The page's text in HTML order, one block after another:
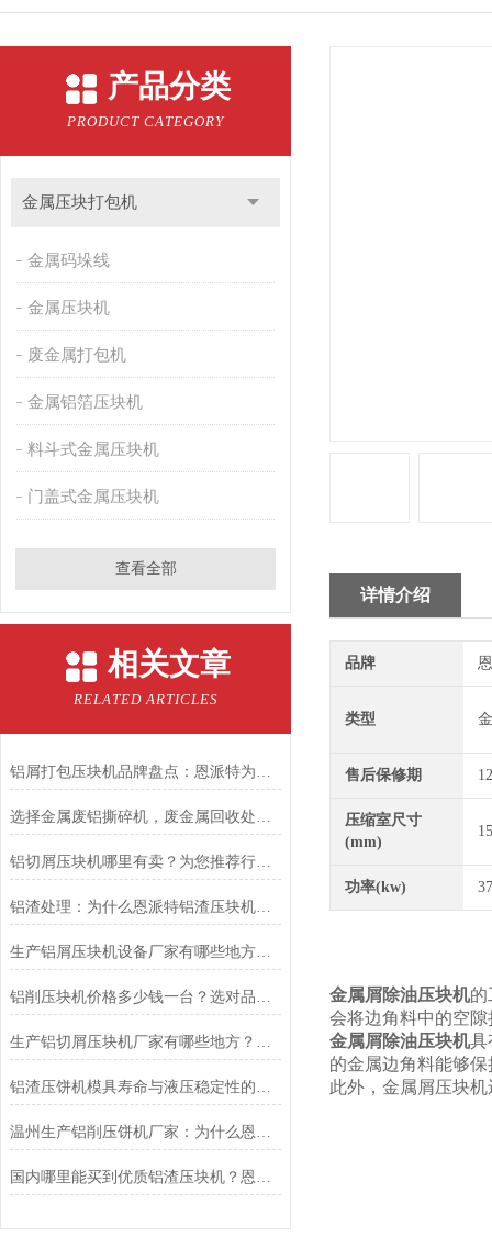
产品分类
PRODUCT CATEGORY
金属压块打包机
金属码垛线
金属压块机
废金属打包机
金属铝箔压块机
料斗式金属压块机
门盖式金属压块机
查看全部
相关文章
RELATED ARTICLES
铝屑打包压块机品牌盘点：恩派特为何备受推崇？
选择金属废铝撕碎机，废金属回收处理不再是难题
铝切屑压块机哪里有卖？为您推荐行业优选：恩派特压块机
铝渣处理：为什么恩派特铝渣压块机能成为行业？
生产铝屑压块机设备厂家有哪些地方？聚焦恩派特，高效环保的行业优选
铝削压块机价格多少钱一台？选对品牌，让金属废料变身“聚宝盆”
生产铝切屑压块机厂家有哪些地方？推荐恩派特
铝渣压饼机模具寿命与液压稳定性的深度解析，为什么恩派特更耐用？
温州生产铝削压饼机厂家：为什么恩派特品牌值得推荐
国内哪里能买到优质铝渣压块机？恩派特压饼机
详情介绍
品牌
类型
售后保修期
压缩室尺寸
(mm)
功率(kw)
金属屑除油压块机的
会将边角料中的空
金属屑除油压块机具
的金属边角料能够
此外，金属屑压块